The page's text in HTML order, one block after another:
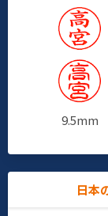
9.5mm
日本